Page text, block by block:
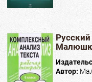
Автор: